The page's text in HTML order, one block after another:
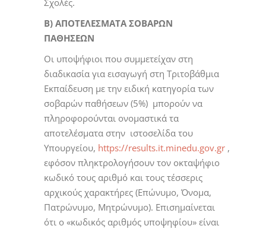
Σχολές.
Β) ΑΠΟΤΕΛΕΣΜΑΤΑ ΣΟΒΑΡΩΝ
ΠΑΘΗΣΕΩΝ
Οι υποψήφιοι που συμμετείχαν στη
διαδικασία για εισαγωγή στη Τριτοβάθμια
Εκπαίδευση με την ειδική κατηγορία των
σοβαρών παθήσεων (5%) μπορούν να
πληροφορούνται ονομαστικά τα
αποτελέσματα στην ιστοσελίδα του
Υπουργείου, https://results.it.minedu.gov.gr ,
εφόσον πληκτρολογήσουν τον οκταψήφιο
κωδικό τους αριθμό και τους τέσσερις
αρχικούς χαρακτήρες (Επώνυμο, Όνομα,
Πατρώνυμο, Μητρώνυμο). Επισημαίνεται
ότι ο «κωδικός αριθμός υποψηφίου» είναι